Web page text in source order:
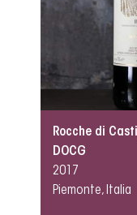
Rocche di
DOCG
2017
Piemonte, Italia